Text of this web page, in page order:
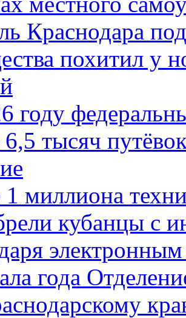
Краснодара
похитил у
году
6,5 тысяч
1 миллиона
кубанцы с
года